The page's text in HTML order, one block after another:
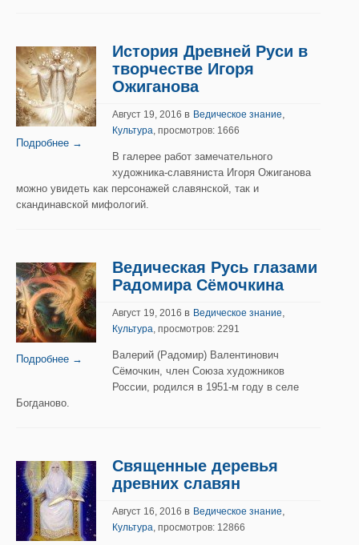
Подробнее →
История Древней Руси в
творчестве Игоря
Ожиганова
Август 19, 2016 в Ведическое знание,
Культура, просмотров: 1666
В галерее работ замечательного
художника-славяниста Игоря Ожиганова
можно увидеть как персонажей славянской, так и
скандинавской мифологий.
Подробнее →
Ведическая Русь глазами
Радомира Сёмочкина
Август 19, 2016 в Ведическое знание,
Культура, просмотров: 2291
Валерий (Радомир) Валентинович
Сёмочкин, член Союза художников
России, родился в 1951-м году в селе
Богданово.
Священные деревья
древних славян
Август 16, 2016 в Ведическое знание,
Культура, просмотров: 12866